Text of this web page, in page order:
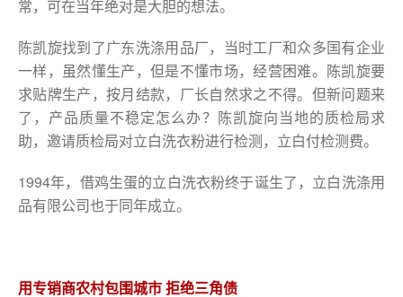
常，可在当年绝对是大胆的想法。
陈凯旋找到了广东洗涤用品厂，当时工厂和众多国有企业
一样，虽然懂生产，但是不懂市场，经营困难。陈凯旋要
求贴牌生产，按月结款，厂长自然求之不得。但新问题来
了，产品质量不稳定怎么办？陈凯旋向当地的质检局求
助，邀请质检局对立白洗衣粉进行检测，立白付检测费。
1994年，借鸡生蛋的立白洗衣粉终于诞生了，立白洗涤用
品有限公司也于同年成立。
用专销商农村包围城市 拒绝三角债